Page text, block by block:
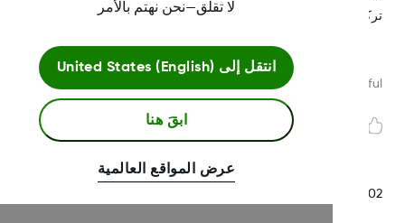
بشكل صحيح.
Was this article
MAT-
لا تقلق—نحن نهتم بالأمر
انتقل إلى United States (English)
ابقَ هنا
عرض المواقع العالمية